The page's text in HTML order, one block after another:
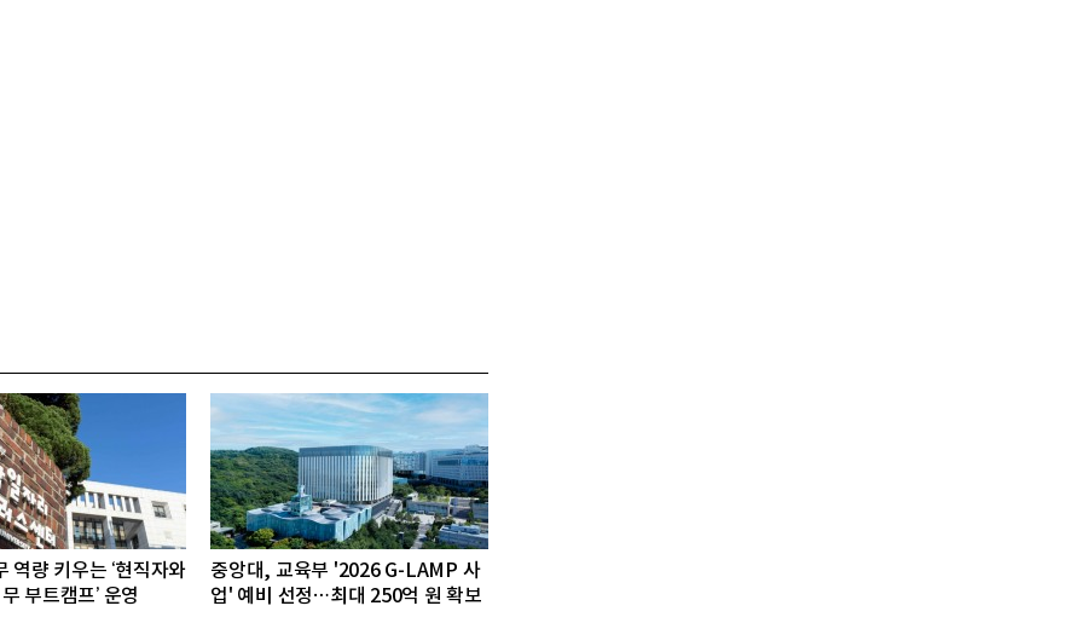
역량 키우는 ‘현직자와
부트캠프’ 운영
중앙대, 교육부 '2026 G-LAMP 사
업' 예비 선정…최대 250억 원 확보